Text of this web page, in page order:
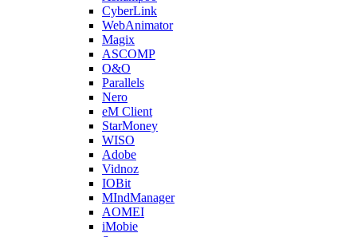
CyberLink
WebAnimator
Magix
ASCOMP
O&O
Parallels
Nero
eM Client
StarMoney
WISO
Adobe
Vidnoz
IOBit
MIndManager
AOMEI
iMobie